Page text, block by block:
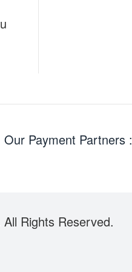
Our Payment Partners :
All Rights Reserved.